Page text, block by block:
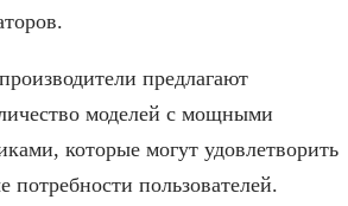
предлагают
моделей с мощными
которые могут удовлетворить
потребности пользователей.